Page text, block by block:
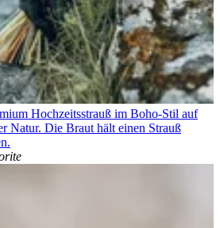
Hochzeitsstrauß im Boho-Stil auf
Natur. Die Braut hält einen Strauß